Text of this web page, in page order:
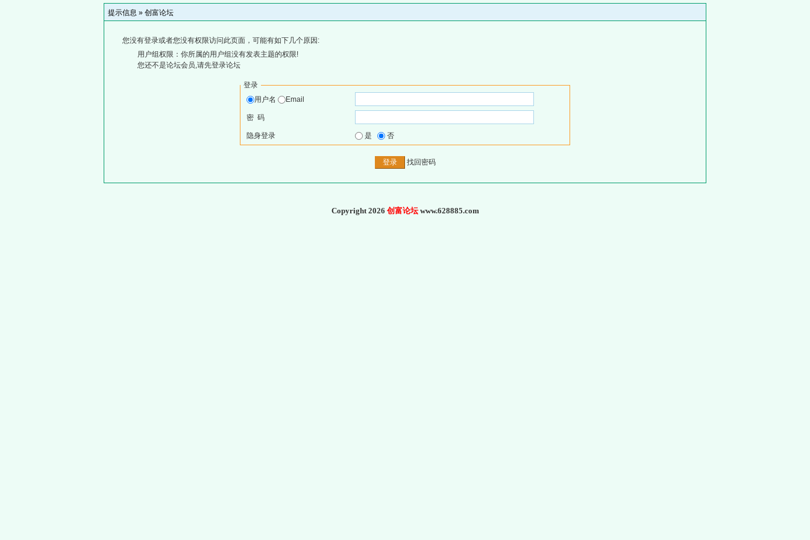
提示信息 » 创富论坛
您没有登录或者您没有权限访问此页面，可能有如下几个原因:
用户组权限：你所属的用户组没有发表主题的权限!
您还不是论坛会员,请先登录论坛
登录
用户名
Email
密 码
隐身登录 是 否
找回密码
Copyright 2026 创富论坛www.628885.com